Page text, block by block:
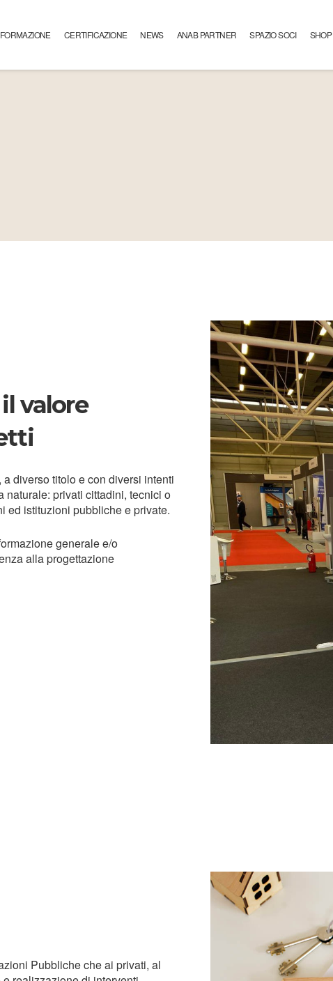
FORMAZIONE CERTIFICAZIONE NEWS ANAB PARTNER SPAZIO SOCI SHOP
valore
diverso titolo e con diversi intenti
naturale: privati cittadini, tecnici o
ed istituzioni pubbliche e private.
generale e/o
alla progettazione
Pubbliche che ai privati, al